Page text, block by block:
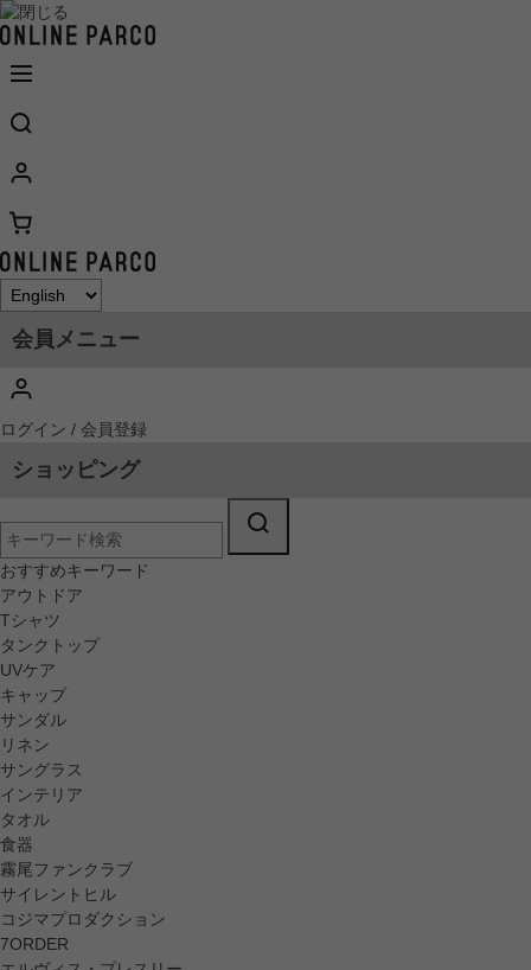
会員メニュー
ログイン / 会員登録
ショッピング
おすすめキーワード
アウトドア
Tシャツ
タンクトップ
UVケア
キャップ
サンダル
リネン
サングラス
インテリア
タオル
食器
霧尾ファンクラブ
サイレントヒル
コジマプロダクション
7ORDER